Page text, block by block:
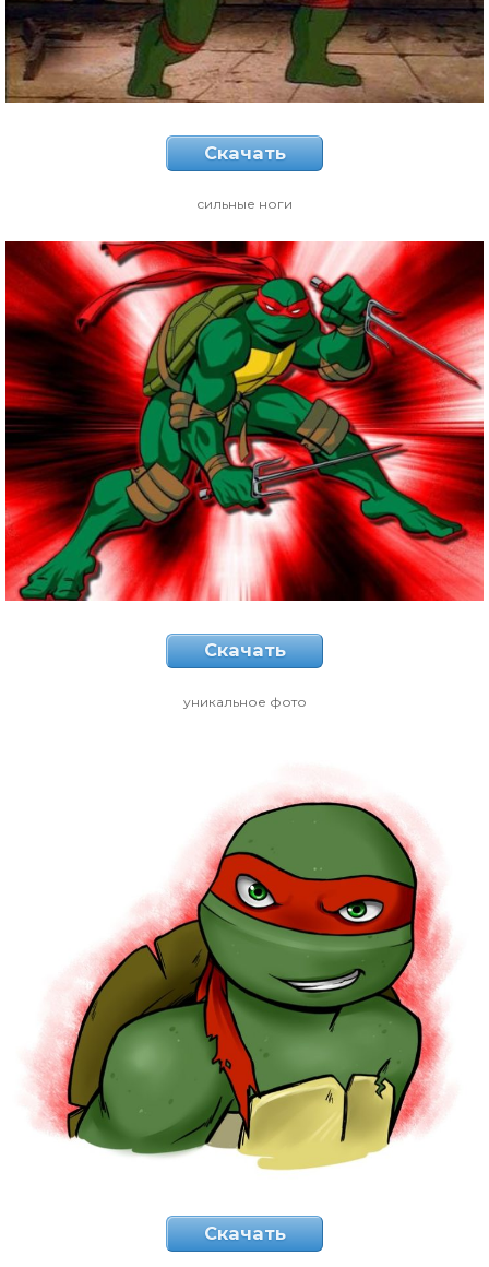
Скачать
сильные ноги
Скачать
уникальное фото
Скачать